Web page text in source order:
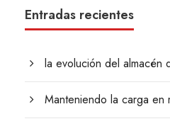
Entradas recientes
la evolución del almacén
Manteniendo la carga en